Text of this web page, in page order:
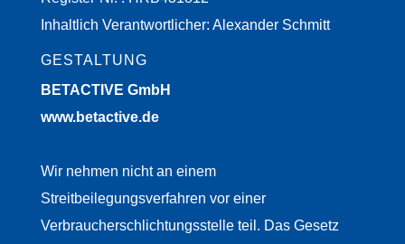
Inhaltlich Verantwortlicher: Alexander Schmitt
GESTALTUNG
BETACTIVE GmbH
www.betactive.de
Wir nehmen nicht an einem
Streitbeilegungsverfahren vor einer
Verbraucherschlichtungsstelle teil. Das Gesetz